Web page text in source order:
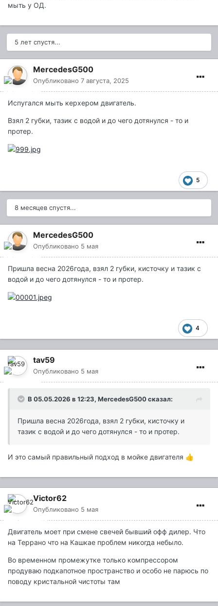
мыть у ОД.
5 лет спустя...
MercedesG500
Опубликовано 7 августа, 2025
Испугался мыть керхером двигатель.
Взял 2 губки, тазик с водой и до чего дотянулся - то и
протер.
5
8 месяцев спустя...
MercedesG500
Опубликовано 5 мая
Пришла весна 2026года, взял 2 губки, кисточку и тазик с
водой и до чего дотянулся - то и протер.
4
tav59
Опубликовано 5 мая
В 05.05.2026 в 12:23, MercedesG500сказал:
Пришла весна 2026года, взял 2 губки, кисточку и
тазик с водой и до чего дотянулся - то и протер.
И это самый правильный подход в мойке двигателя 👍
Victor62
Опубликовано 5 мая
Двигатель моет при смене свечей бывший офф дилер. Что
на Террано что на Кашкае проблем никогда небыло.
Во временном промежутке только компрессором
продуваю подкапотное пространство и особо не парюсь по
поводу кристальной чистоты там